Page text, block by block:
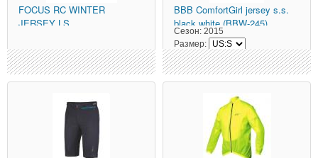
FOCUS RC WINTER
JERSEY LS
BBB ComfortGirl jersey s.s.
black white (BBW-245)
Сезон: 2015
Размер: